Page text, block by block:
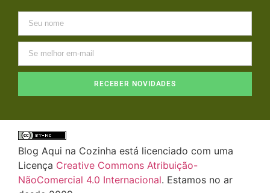
RECEBER NOVIDADES
Blog Aqui na Cozinha está licenciado com uma
Licença Creative Commons Atribuição-
NãoComercial 4.0 Internacional. Estamos no ar